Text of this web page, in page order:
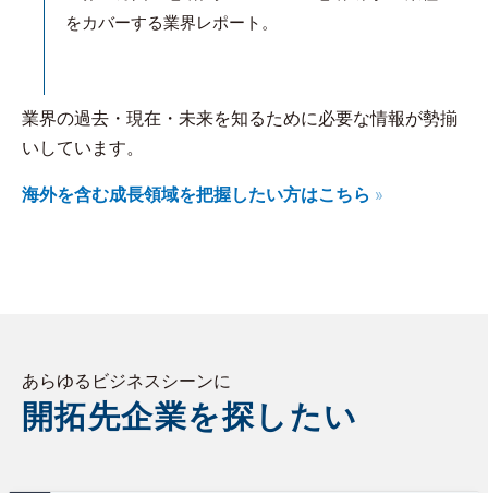
をカバーする業界レポート。
業界の過去・現在・未来を知るために必要な情報が勢揃
いしています。
海外を含む成長領域を把握したい方はこちら
あらゆるビジネスシーンに
開拓先企業を探したい